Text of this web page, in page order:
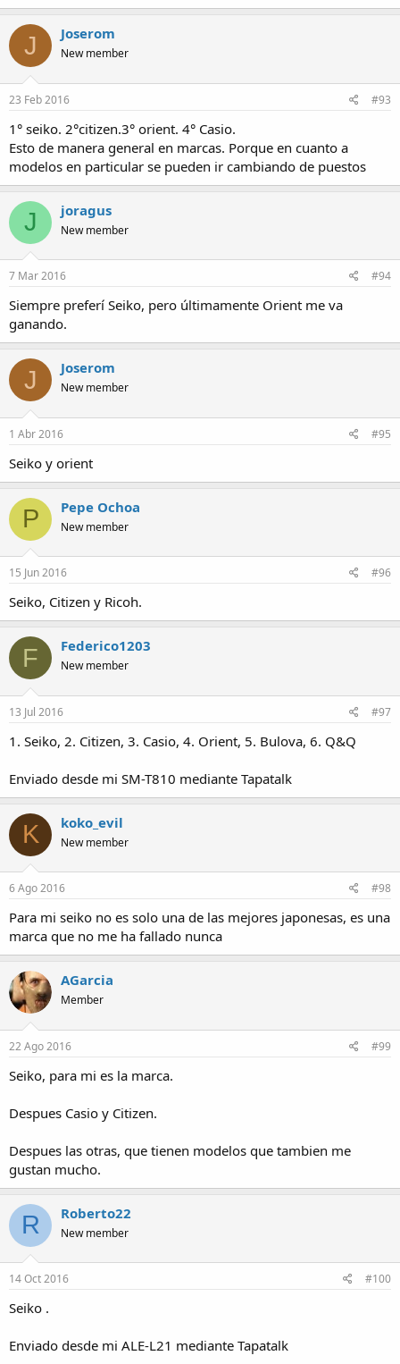
J Joserom
New member
23 Feb 2016 #93
1° seiko. 2°citizen.3° orient. 4° Casio.
Esto de manera general en marcas. Porque en cuanto a
modelos en particular se pueden ir cambiando de puestos
J joragus
New member
7 Mar 2016 #94
Siempre preferí Seiko, pero últimamente Orient me va
ganando.
J Joserom
New member
1 Abr 2016 #95
Seiko y orient
P Pepe Ochoa
New member
15 Jun 2016 #96
Seiko, Citizen y Ricoh.
F Federico1203
New member
13 Jul 2016 #97
1. Seiko, 2. Citizen, 3. Casio, 4. Orient, 5. Bulova, 6. Q&Q
Enviado desde mi SM-T810 mediante Tapatalk
K koko_evil
New member
6 Ago 2016 #98
Para mi seiko no es solo una de las mejores japonesas, es una
marca que no me ha fallado nunca
AGarcia
Member
22 Ago 2016 #99
Seiko, para mi es la marca.
Despues Casio y Citizen.
Despues las otras, que tienen modelos que tambien me
gustan mucho.
R Roberto22
New member
14 Oct 2016 #100
Seiko .
Enviado desde mi ALE-L21 mediante Tapatalk